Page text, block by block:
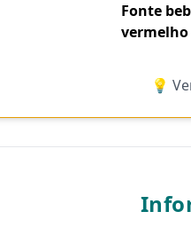
Fonte
vermelho
💡